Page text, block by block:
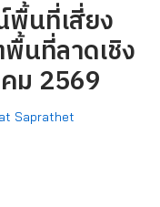
นที่เสี่ยง
นที่ลาดเชิง
ม 2569
Saprathet